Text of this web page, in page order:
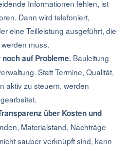
Informationen fehlen, ist
Dann wird telefoniert,
eine Teilleistung ausgeführt, die
muss.
auf Probleme. Bauleitung
Statt Termine, Qualität,
aktiv zu steuern, werden
über Kosten und
Materialstand, Nachträge
sauber verknüpft sind, kann